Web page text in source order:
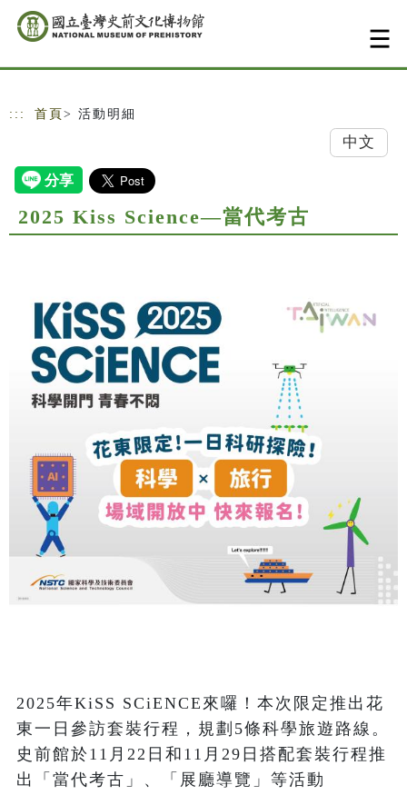
跳到主要內容
網站導覽
::: 首頁 > 活動明細
中文
2025 Kiss Science—當代考古
2025年KiSS SCiENCE來囉！本次限定推出花
東一日參訪套裝行程，規劃5條科學旅遊路線。
史前館於11月22日和11月29日搭配套裝行程推
出「當代考古」、「展廳導覽」等活動